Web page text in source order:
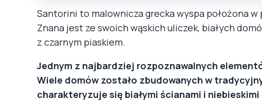
Santorini to malownicza grecka wyspa położona
Znana jest ze swoich wąskich uliczek, białych
z czarnym piaskiem.
Jednym z najbardziej rozpoznawalnych
Wiele domów zostało zbudowanych w
charakteryzuje się białymi ścianami i